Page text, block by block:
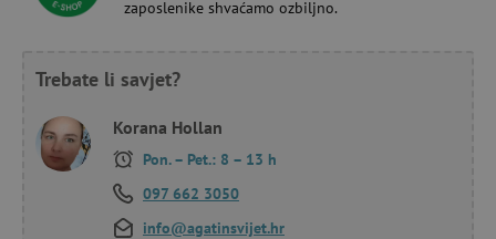
zaposlenike shvaćamo ozbiljno.
Trebate li savjet?
Korana Hollan
Pon. – Pet.: 8 – 13 h
097 662 3050
info@agatinsvijet.hr